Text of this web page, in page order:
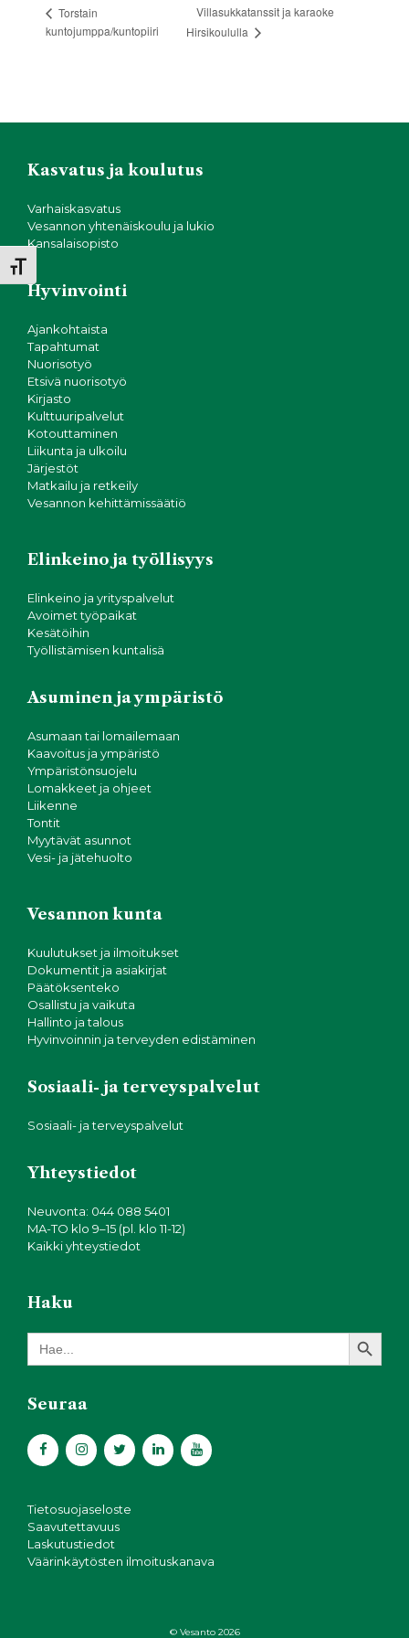
Toggle Font size
Torstain
kuntojumppa/kuntopiiri
Villasukkatanssit ja karaoke
Hirsikoululla
Kasvatus ja koulutus
Varhaiskasvatus
Vesannon yhtenäiskoulu ja lukio
Kansalaisopisto
Hyvinvointi
Ajankohtaista
Tapahtumat
Nuorisotyö
Etsivä nuorisotyö
Kirjasto
Kulttuuripalvelut
Kotouttaminen
Liikunta ja ulkoilu
Järjestöt
Matkailu ja retkeily
Vesannon kehittämissäätiö
Elinkeino ja työllisyys
Elinkeino ja yrityspalvelut
Avoimet työpaikat
Kesätöihin
Työllistämisen kuntalisä
Asuminen ja ympäristö
Asumaan tai lomailemaan
Kaavoitus ja ympäristö
Ympäristönsuojelu
Lomakkeet ja ohjeet
Liikenne
Tontit
Myytävät asunnot
Vesi- ja jätehuolto
Vesannon kunta
Kuulutukset ja ilmoitukset
Dokumentit ja asiakirjat
Päätöksenteko
Osallistu ja vaikuta
Hallinto ja talous
Hyvinvoinnin ja terveyden edistäminen
Sosiaali- ja terveyspalvelut
Sosiaali- ja terveyspalvelut
Yhteystiedot
Neuvonta: 044 088 5401
MA-TO klo 9–15 (pl. klo 11-12)
Kaikki yhteystiedot
Haku
Search
for:
Search Button
Seuraa
Tietosuojaseloste
Saavutettavuus
Laskutustiedot
Väärinkäytösten ilmoituskanava
© Vesanto 2026